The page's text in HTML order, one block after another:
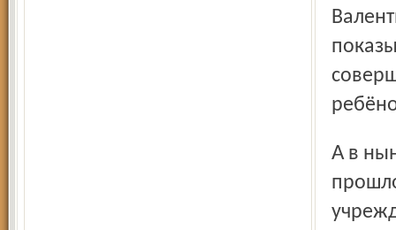
А в нынешнем году в соответствии с принятым в декаб-ре